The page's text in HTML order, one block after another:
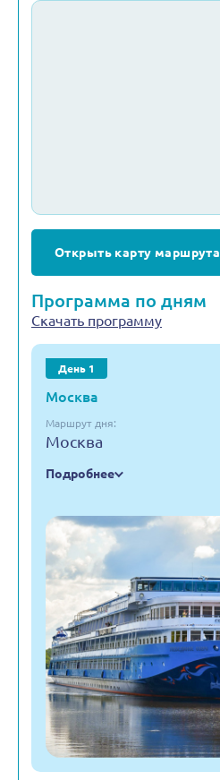
Открыть карту маршрута
Программа по дням
Скачать программу
День 1
Москва
Маршрут дня:
Москва
Подробнее